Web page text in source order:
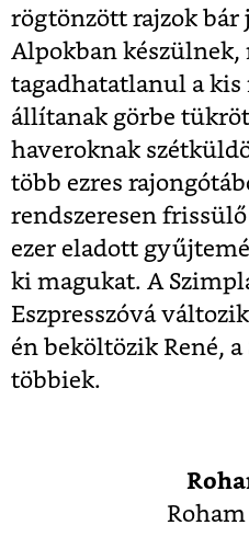
rögtönzött rajzok bár
Alpokban készülnek,
tagadhatatlanul a kis
állítanak görbe
haveroknak
több ezres
rendszeresen
ezer eladott
ki magukat. A
Eszpresszóvá
én beköltözik René,
többiek.